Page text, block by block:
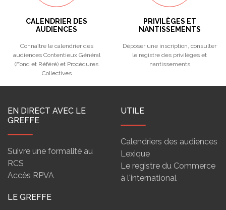
CALENDRIER DES
AUDIENCES
Connaître le calendrier des
audiences Contentieux Général
(Fond et Référé) et Procédures
Collectives
PRIVILÈGES ET
NANTISSEMENTS
Déposer une inscription, consulter
le registre des privilèges et
nantissements
EN DIRECT AVEC LE
GREFFE
Suivre une formalité au
RCS
Accès RPVA
UTILE
Calendriers des audiences
Lexique
Le registre du Commerce
à l'international
LE GREFFE